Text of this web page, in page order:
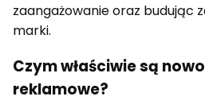
zaangażowanie oraz budując
marki.
Czym właściwie są
reklamowe?